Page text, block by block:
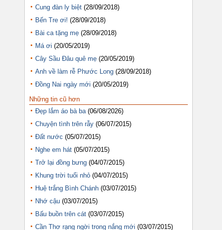
Cung đàn ly biệt (28/09/2018)
Bến Tre ơi! (28/09/2018)
Bài ca tặng mẹ (28/09/2018)
Má ơi (20/05/2019)
Cây Sầu Đâu quê mẹ (20/05/2019)
Anh về làm rễ Phước Long (28/09/2018)
Đồng Nai ngày mới (20/05/2019)
Những tin cũ hơn
Đẹp lắm áo bà ba (06/08/2026)
Chuyện tình trên rẫy (06/07/2015)
Đất nước (05/07/2015)
Nghe em hát (05/07/2015)
Trở lại đồng bưng (04/07/2015)
Khung trời tuổi nhỏ (04/07/2015)
Huệ trắng Bình Chánh (03/07/2015)
Nhớ cậu (03/07/2015)
Bấu buồn trên cát (03/07/2015)
Cần Thơ rạng ngời trong nắng mới (03/07/2015)